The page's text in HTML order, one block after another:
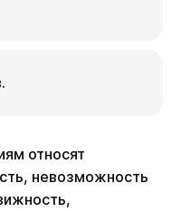
относят
невозможность